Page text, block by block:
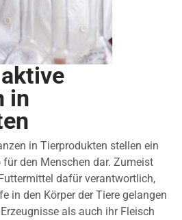
in
in Tierprodukten stellen ein
den Menschen dar. Zumeist
dafür verantwortlich,
in den Körper der Tiere gelangen
als auch ihr Fleisch